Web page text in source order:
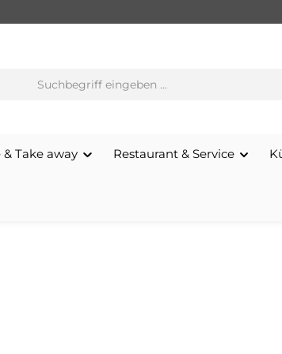
Take away Restaurant & Service